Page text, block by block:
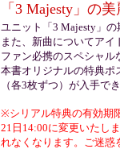
「3 Majesty」の
ユニット「3 Majesty」
また、新曲についてアイ
ファン必携のスペシャル
本書オリジナルの特典ポ
（各3枚ずつ）が入手で
※シリアル特典の有効期
21日14:00に変更いたし
れなくなります。ご迷惑